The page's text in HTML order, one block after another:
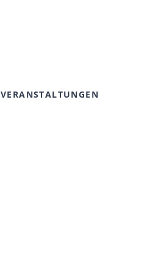
VERANSTALTUNGEN